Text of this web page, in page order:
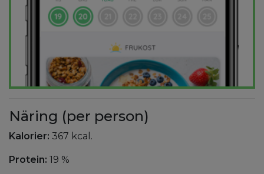
Näring (per person)
Kalorier: 367 kcal.
Protein: 19 %